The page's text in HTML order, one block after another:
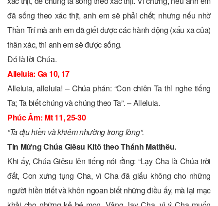
đã sống theo xác thịt, anh em sẽ phải chết; nhưng nếu nhờ
Thần Trí mà anh em đã giết được các hành động (xấu xa của)
thân xác, thì anh em sẽ được sống.
Ðó là lời Chúa.
Alleluia: Ga 10, 17
Alleluia, alleluia! – Chúa phán: “Con chiên Ta thì nghe tiếng
Ta; Ta biết chúng và chúng theo Ta”. – Alleluia.
Phúc Âm: Mt 11, 25-30
“Ta dịu hiền và khiêm nhường trong lòng”.
Tin Mừng Chúa Giêsu Kitô theo Thánh Matthêu.
Khi ấy, Chúa Giêsu lên tiếng nói rằng: “Lạy Cha là Chúa trời
đất, Con xưng tụng Cha, vì Cha đã giấu không cho những
người hiền triết và khôn ngoan biết những điều ấy, mà lại mạc